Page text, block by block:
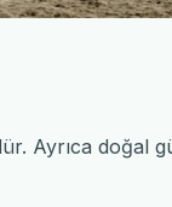
Ayrıca doğal